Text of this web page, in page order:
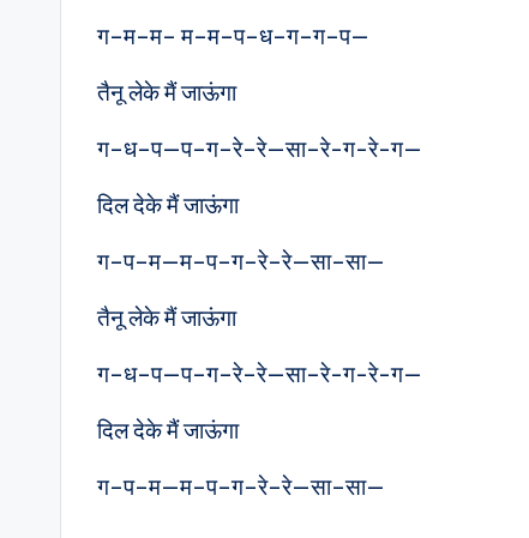
ग–म–म– म–म–प–ध–ग–ग–प—
तैनू लेके मैं जाऊंगा
ग–ध–प—प–ग–रे–रे—सा–रे-ग-रे-ग—
दिल देके मैं जाऊंगा
ग–प–म—म–प–ग–रे–रे—सा–सा—
तैनू लेके मैं जाऊंगा
ग–ध–प—प–ग–रे–रे—सा–रे-ग-रे-ग—
दिल देके मैं जाऊंगा
ग–प–म—म–प–ग–रे–रे—सा–सा—